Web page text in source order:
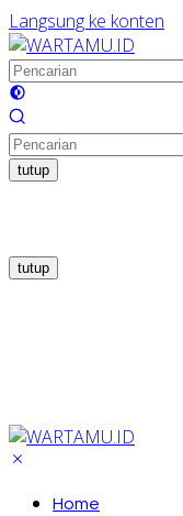
Langsung ke konten
tutup
tutup
Home